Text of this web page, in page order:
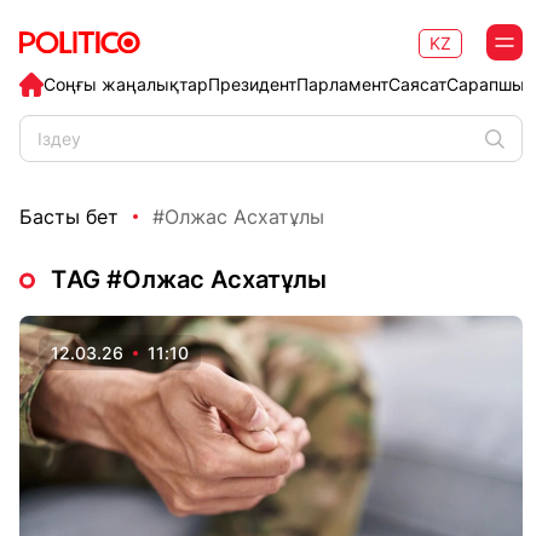
Соңғы жаңалықтарПрезидентПарламентСаясат
KZ
Басты бет #Олжас Асхатұлы
ТAG #Олжас Асхатұлы
12.03.26 11:10